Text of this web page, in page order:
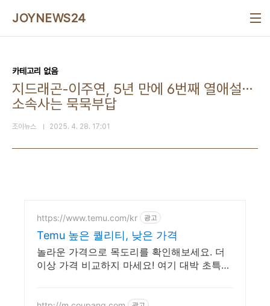
JOYNEWS24
카테고리 없음
지드래곤-이주연, 5년 만에 6번째 열애설⋯
소속사는 묵묵부답
조이뉴스 2025. 4. 28. 17:01
https://www.temu.com/kr 광고
Temu 높은 퀄리티, 낮은 가격
놀라운 가격으로 목도리를 확인해보세요. 더
이상 가격 비교하지 마세요! 여기 대박 초특가